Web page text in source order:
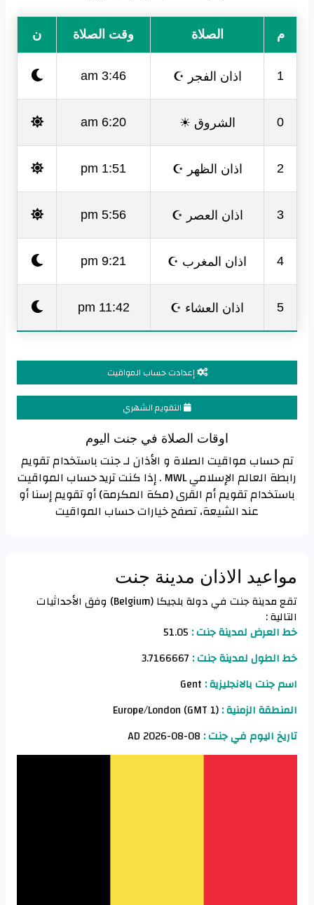
م الصلاة وقت الصلاة ن
1 اذان الفجر ☪ 3:46 am
0 الشروق ☀ 6:20 am
2 اذان الظهر ☪ 1:51 pm
3 اذان العصر ☪ 5:56 pm
4 اذان المغرب ☪ 9:21 pm
5 اذان العشاء ☪ 11:42 pm
إعدادت حساب المواقيت
التقويم الشهري
اوقات الصلاة في جنت اليوم
تم حساب مواقيت الصلاة و الأذان لـ جنت باستخدام تقويم
رابطة العالم الإسلامي MWL . إذا كنت تريد حساب المواقيت
باستخدام تقويم أم القرى (مكة المكرمة) أو تقويم إسنا أو
عند الشيعة، تصفح خيارات حساب المواقيت
مواعيد الاذان مدينة جنت
تقع مدينة جنت في دولة بلجيكا (Belgium) وفق الأحداثيات
التالية :
خط العرض لمدينة جنت : 51.05
خط الطول لمدينة جنت :
اسم جنت بالانجليزية :
المنطقة الزمنية :
تاريخ اليوم في جنت :